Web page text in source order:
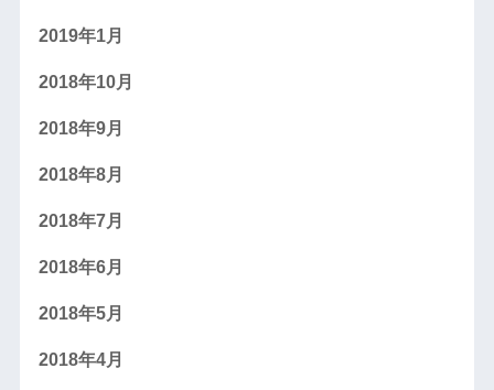
2019年1月
2018年10月
2018年9月
2018年8月
2018年7月
2018年6月
2018年5月
2018年4月